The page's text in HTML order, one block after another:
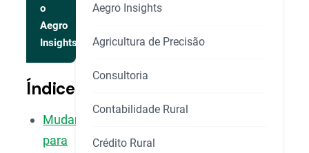
o
Aegro
Insights
Índice
Mudar
para
Aegro Insights
Agricultura de Precisão
Consultoria
Contabilidade Rural
Crédito Rural